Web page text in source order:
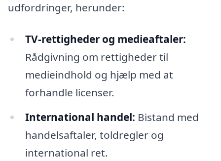
udfordringer, herunder:
TV-rettigheder og medieaftaler:
Rådgivning om rettigheder til
medieindhold og hjælp med at
forhandle licenser.
International handel: Bistand med
handelsaftaler, toldregler og
international ret.